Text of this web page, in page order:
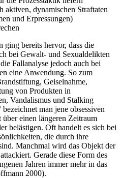
dynamischen Straftaten
und Erpressungen)
bereits hervor, dass die
bei Gewalt- und Sexualdelikten
Fallanalyse jedoch auch bei
eine Anwendung. So zum
Geiselnahme,
von Produkten in
Vandalismus und Stalking
man jene obsessiven
einen längeren Zeitraum
belästigen. Oft handelt es sich bei
die durch ihre
Manchmal wird das Objekt der
Gerade diese Form des
Jahren immer mehr in das
2000).